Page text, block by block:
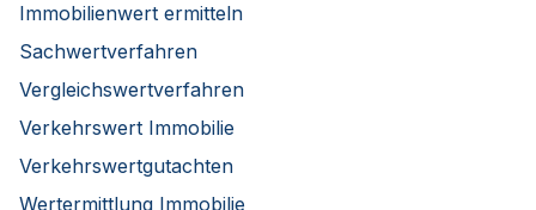
Immobilienwert ermitteln
Sachwertverfahren
Vergleichswertverfahren
Verkehrswert Immobilie
Verkehrswertgutachten
Wertermittlung Immobilie